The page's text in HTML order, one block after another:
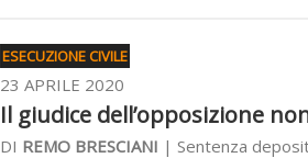
ESECUZIONE CIVILE
23 APRILE 2020
Il giudice dell’opposizione
DI REMO BRESCIANI | Sentenza